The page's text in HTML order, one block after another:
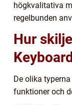
högkvalitativa
regelbunden
Hur
De olika
funktioner och